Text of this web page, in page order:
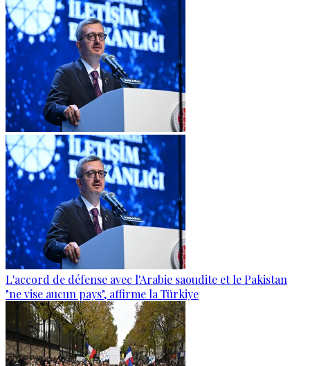
L'accord de défense avec l'Arabie saoudite et le Pakistan
"ne vise aucun pays", affirme la Türkiye